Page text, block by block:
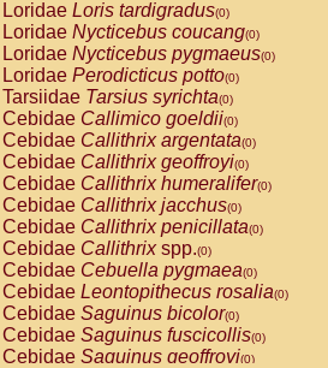
Loridae Loris tardigradus(0)
Loridae Nycticebus coucang(0)
Loridae Nycticebus pygmaeus(0)
Loridae Perodicticus potto(0)
Tarsiidae Tarsius syrichta(0)
Cebidae Callimico goeldii(0)
Cebidae Callithrix argentata(0)
Cebidae Callithrix geoffroyi(0)
Cebidae Callithrix humeralifer(0)
Cebidae Callithrix jacchus(0)
Cebidae Callithrix penicillata(0)
Cebidae Callithrixspp.(0)
Cebidae Cebuella pygmaea(0)
Cebidae Leontopithecus rosalia(0)
Cebidae Saguinus bicolor(0)
Cebidae Saguinus fuscicollis(0)
Cebidae Saguinus geoffroyi(0)